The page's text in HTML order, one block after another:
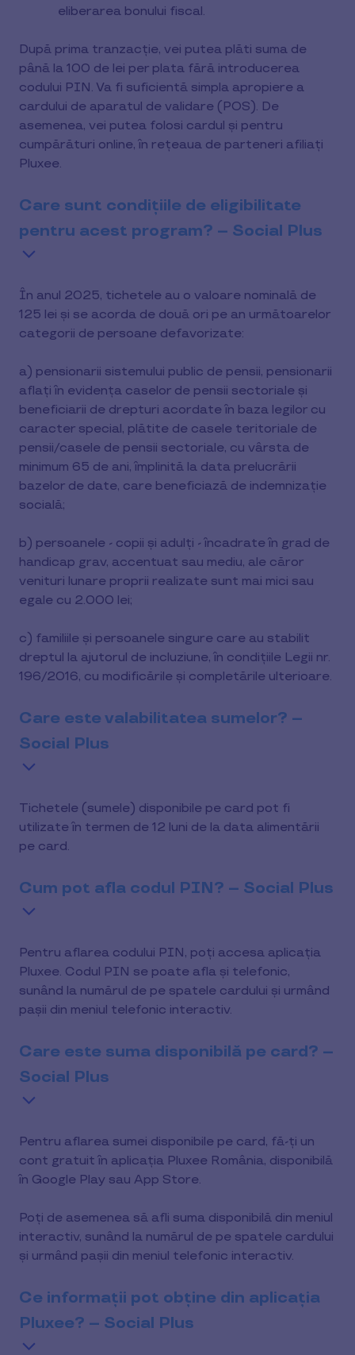
eliberarea bonului fiscal.
După prima tranzacție, vei putea plăti suma de
până la 100 de lei per plata fără introducerea
codului PIN. Va fi suficientă simpla apropiere a
cardului de aparatul de validare (POS). De
asemenea, vei putea folosi cardul și pentru
cumpărături online, în rețeaua de parteneri afiliați
Pluxee.
Care sunt condițiile de eligibilitate
pentru acest program? – Social Plus
În anul 2025, tichetele au o valoare nominală de
125 lei şi se acorda de două ori pe an următoarelor
categorii de persoane defavorizate:
a) pensionarii sistemului public de pensii, pensionarii
aflaţi în evidenţa caselor de pensii sectoriale şi
beneficiarii de drepturi acordate în baza legilor cu
caracter special, plătite de casele teritoriale de
pensii/casele de pensii sectoriale, cu vârsta de
minimum 65 de ani, împlinită la data prelucrării
bazelor de date, care beneficiază de indemnizaţie
socială;
b) persoanele - copii şi adulţi - încadrate în grad de
handicap grav, accentuat sau mediu, ale căror
venituri lunare proprii realizate sunt mai mici sau
egale cu 2.000 lei;
c) familiile şi persoanele singure care au stabilit
dreptul la ajutorul de incluziune, în condiţiile Legii nr.
196/2016, cu modificările şi completările ulterioare.
Care este valabilitatea sumelor? –
Social Plus
Tichetele (sumele) disponibile pe card pot fi
utilizate în termen de 12 luni de la data alimentării
pe card.
Cum pot afla codul PIN? – Social Plus
Pentru aflarea codului PIN, poți accesa aplicația
Pluxee. Codul PIN se poate afla și telefonic,
sunând la numărul de pe spatele cardului și urmând
pașii din meniul telefonic interactiv.
Care este suma disponibilă pe card? –
Social Plus
Pentru aflarea sumei disponibile pe card, fă-ți un
cont gratuit în aplicația Pluxee România, disponibilă
în Google Play sau App Store.
Poți de asemenea să afli suma disponibilă din meniul
interactiv, sunând la numărul de pe spatele cardului
și urmând pașii din meniul telefonic interactiv.
Ce informații pot obține din aplicația
Pluxee? – Social Plus